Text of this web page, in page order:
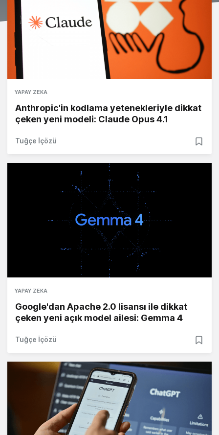
YAPAY ZEKA
Anthropic'in kodlama yetenekleriyle dikkat
çeken yeni modeli: Claude Opus 4.1
Tuğçe İçözü
YAPAY ZEKA
Google'dan Apache 2.0 lisansı ile dikkat
çeken yeni açık model ailesi: Gemma 4
Tuğçe İçözü